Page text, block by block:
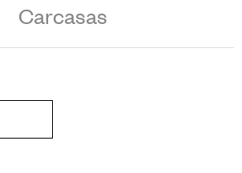
Carcasas